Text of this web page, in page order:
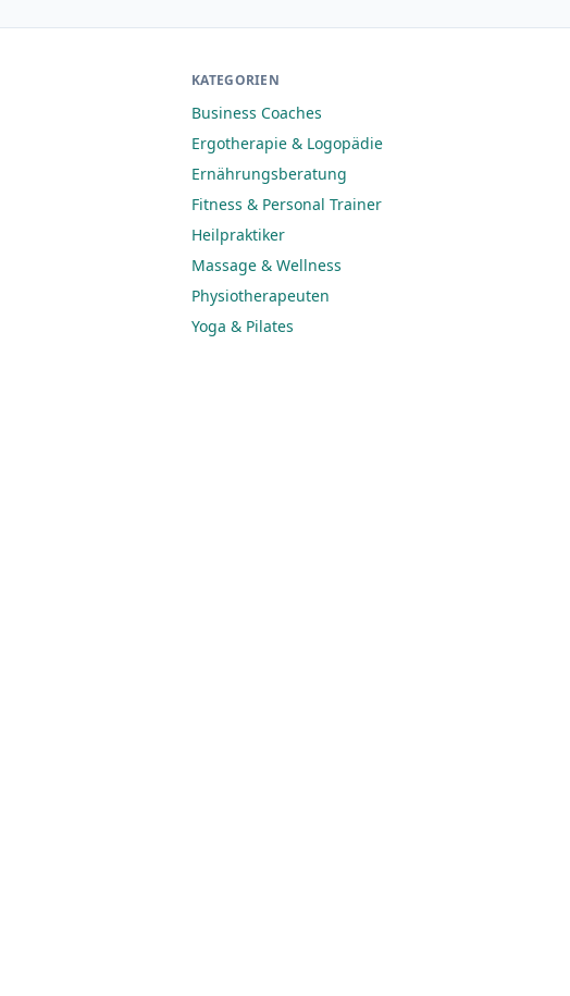
KATEGORIEN
Business Coaches
Ergotherapie & Logopädie
Ernährungsberatung
Fitness & Personal Trainer
Heilpraktiker
Massage & Wellness
Physiotherapeuten
Yoga & Pilates